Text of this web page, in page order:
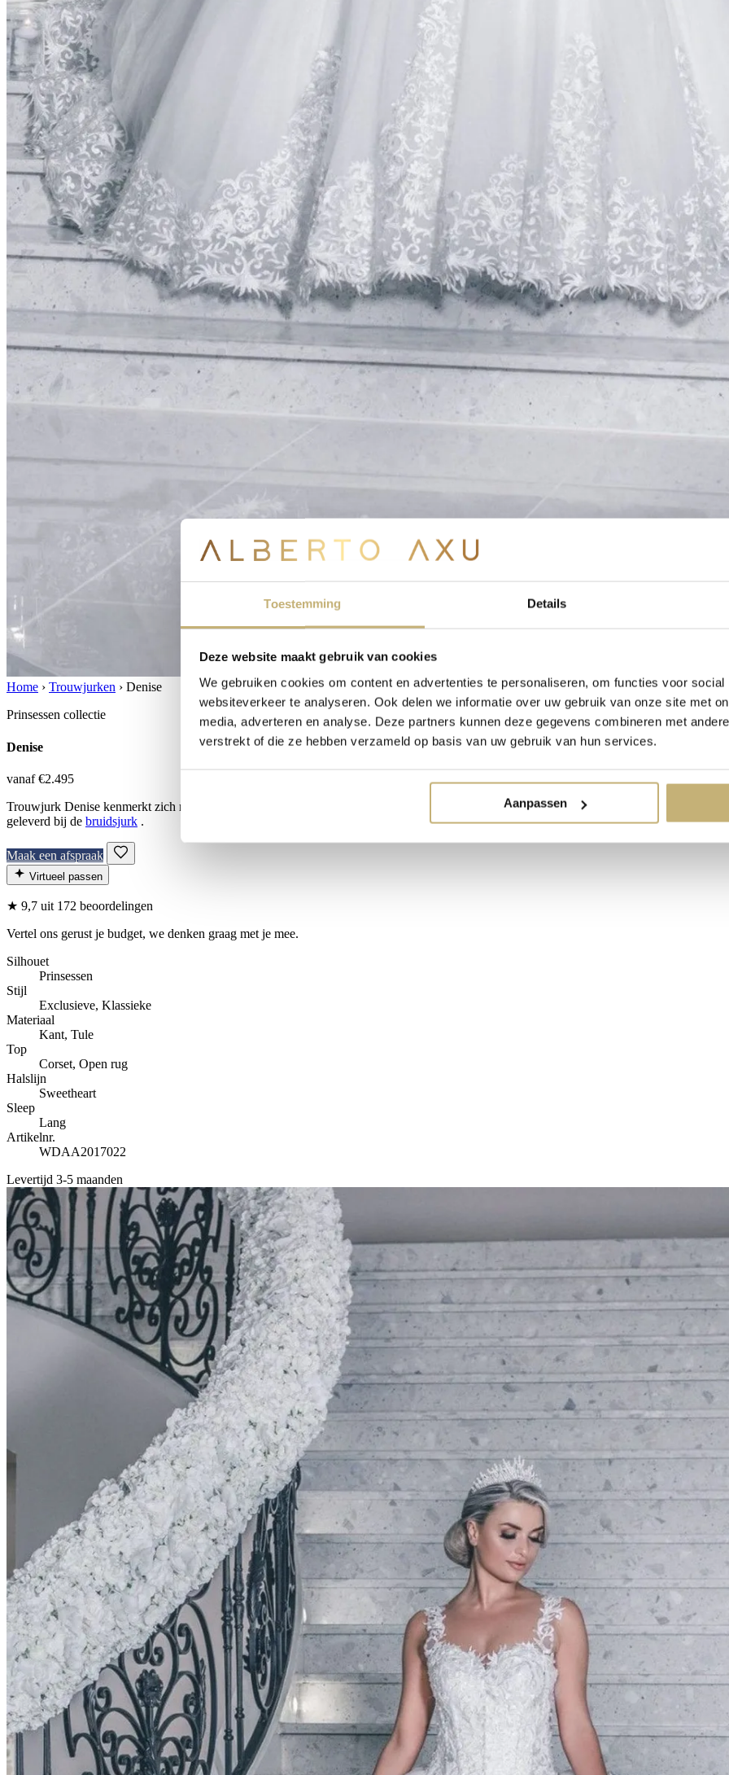
Toestemming Details
Deze website maakt gebruik van cookies
We gebruiken cookies om content en advertenties te personaliseren, om functies voor
websiteverkeer te analyseren. Ook delen we informatie over uw gebruik van onze site met
media, adverteren en analyse. Deze partners kunnen deze gegevens combineren met
verstrekt of die ze hebben verzameld op basis van uw gebruik van hun services.
Aanpassen
Home › Trouwjurken › Denise
Prinsessen collectie
Denise
vanaf €2.495
Trouwjurk Denise kenmerkt zich met een mooie lange sleep en een diepe V-rug. De top is gemaakt van kant en transparante steentjes en
geleverd bij de bruidsjurk .
Maak een afspraak
Virtueel passen
★ 9,7 uit 172 beoordelingen
Vertel ons gerust je budget, we denken graag met je mee.
Silhouet
Prinsessen
Stijl
Exclusieve, Klassieke
Materiaal
Kant, Tule
Top
Corset, Open rug
Halslijn
Sweetheart
Sleep
Lang
Artikelnr.
WDAA2017022
Levertijd 3-5 maanden